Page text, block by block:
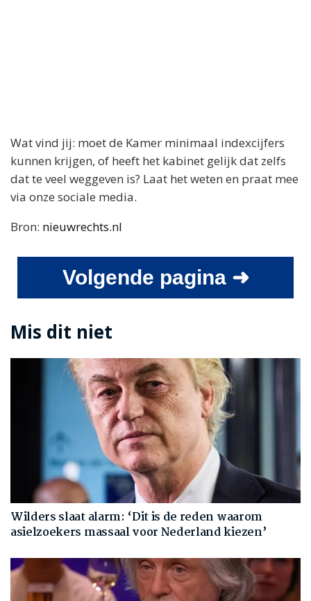
Wat vind jij: moet de Kamer minimaal indexcijfers
kunnen krijgen, of heeft het kabinet gelijk dat zelfs
dat te veel weggeven is? Laat het weten en praat mee
via onze sociale media.
Bron: nieuwrechts.nl
Volgende pagina ➜
Mis dit niet
Wilders slaat alarm: ‘Dit is de reden waarom
asielzoekers massaal voor Nederland kiezen’